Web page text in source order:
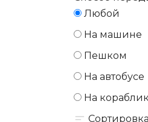
Любой
На машине
Пешком
На автобусе
На
Сортировка